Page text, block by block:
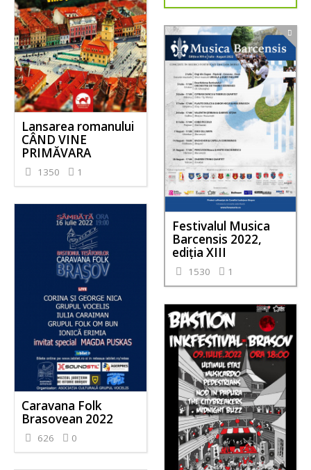
Lansarea romanului
CÂND VINE
PRIMĂVARA
1350 1
Festivalul Musica
Barcensis 2022,
ediţia XIII
1530 1
Caravana Folk
Brasovean 2022
626 0